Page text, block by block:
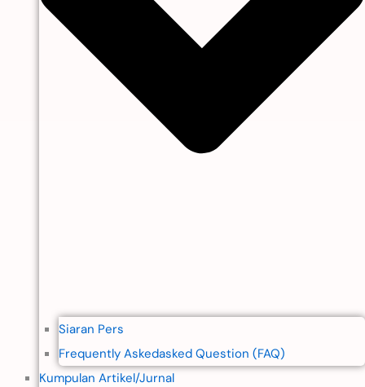
Siaran Pers
Frequently Askedasked Question (FAQ)
Kumpulan Artikel/Jurnal